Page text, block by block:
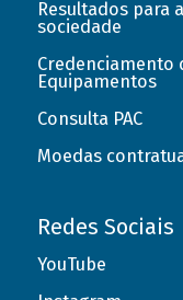
Resultados para a
sociedade
Credenciamento
Equipamentos
Consulta PAC
Moedas
Redes Sociais
YouTube